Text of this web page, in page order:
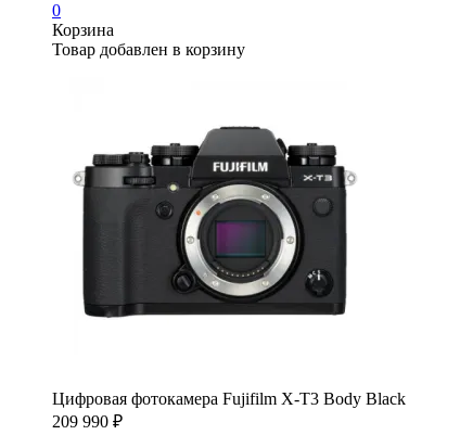
0
Корзина
Товар добавлен в корзину
Цифровая фотокамера Fujifilm X-T3 Body Black
209 990 ₽